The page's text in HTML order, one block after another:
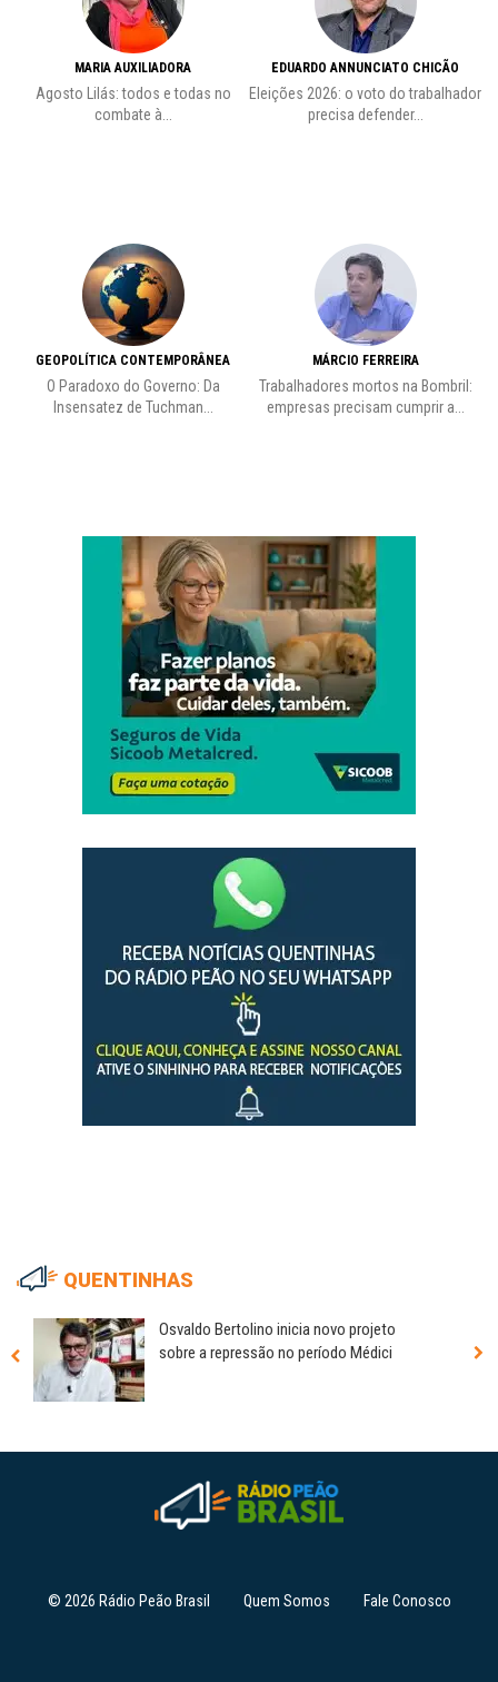
MARIA AUXILIADORA
Agosto Lilás: todos e todas no
combate à...
GEOPOLÍTICA CONTEMPORÂNEA
O Paradoxo do Governo: Da
Insensatez de Tuchman...
EDUARDO ANNUNCIATO CHICÃO
Eleições 2026: o voto do trabalhador
precisa defender...
MÁRCIO FERREIRA
Trabalhadores mortos na Bombril:
empresas precisam cumprir a...
QUENTINHAS
Osvaldo Bertolino inicia novo projeto
sobre a repressão no período Médici
© 2026 Rádio Peão Brasil Quem Somos Fale Conosco